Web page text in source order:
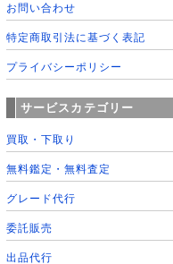
お問い合わせ
特定商取引法に基づく表記
プライバシーポリシー
サービスカテゴリー
買取・下取り
無料鑑定・無料査定
グレード代行
委託販売
出品代行